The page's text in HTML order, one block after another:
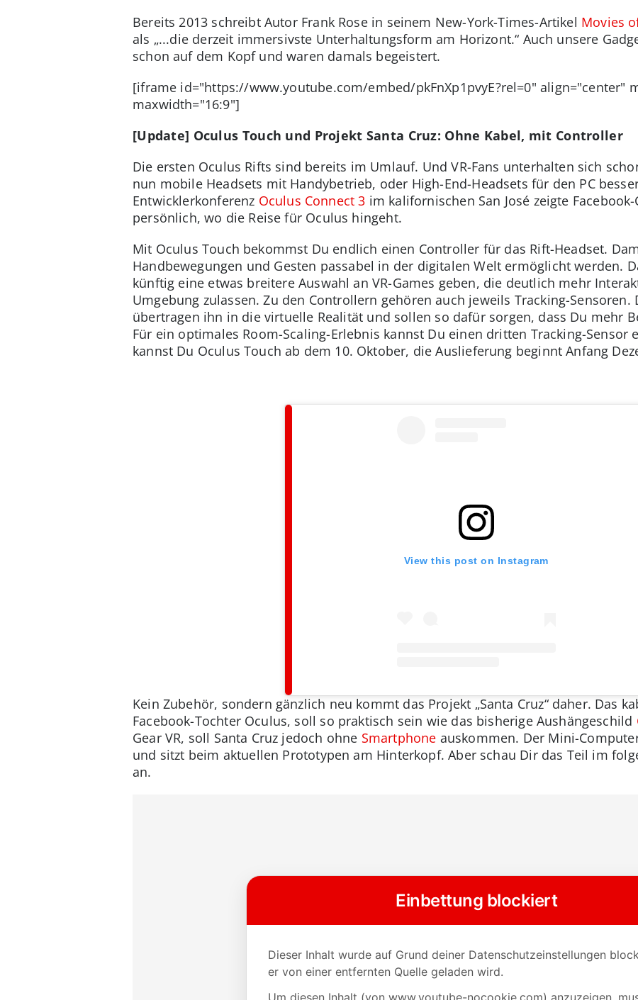
Bereits 2013 schreibt Autor Frank Rose in seinem New-York-Times-Artikel Movies
als „...die derzeit immersivste Unterhaltungsform am Horizont.“ Auch unsere
schon auf dem Kopf und waren damals begeistert.
[iframe id="https://www.youtube.com/embed/pkFnXp1pvyE?rel=0" align="center"
maxwidth="16:9"]
[Update] Oculus Touch und Projekt Santa Cruz: Ohne Kabel, mit Controller
Die ersten Oculus Rifts sind bereits im Umlauf. Und VR-Fans unterhalten sich
nun mobile Headsets mit Handybetrieb, oder High-End-Headsets für den PC
Entwicklerkonferenz Oculus Connect 3 im kalifornischen San José zeigte
persönlich, wo die Reise für Oculus hingeht.
Mit Oculus Touch bekommst Du endlich einen Controller für das Rift-Headset.
Handbewegungen und Gesten passabel in der digitalen Welt ermöglicht werden.
künftig eine etwas breitere Auswahl an VR-Games geben, die deutlich mehr
Umgebung zulassen. Zu den Controllern gehören auch jeweils Tracking-Sensoren.
übertragen ihn in die virtuelle Realität und sollen so dafür sorgen, dass Du mehr
Für ein optimales Room-Scaling-Erlebnis kannst Du einen dritten Tracking-Sensor
kannst Du Oculus Touch ab dem 10. Oktober, die Auslieferung beginnt Anfang
View this post on Instagram
Kein Zubehör, sondern gänzlich neu kommt das Projekt „Santa Cruz“ daher. Das
Facebook-Tochter Oculus, soll so praktisch sein wie das bisherige Aushängeschild
Gear VR, soll Santa Cruz jedoch ohne Smartphone auskommen. Der Mini-
und sitzt beim aktuellen Prototypen am Hinterkopf. Aber schau Dir das Teil im
an.